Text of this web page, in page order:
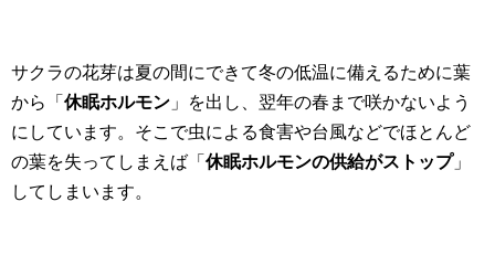
サクラの花芽は夏の間にできて冬の低温に備えるために葉
から「 休眠ホルモン 」を出し、翌年の春まで咲かないよう
にしています。そこで虫による食害や台風などでほとんど
の葉を失ってしまえば「 休眠ホルモンの供給がストップ」
してしまいます。